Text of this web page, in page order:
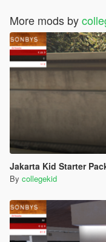
More mods by
Jakarta Kid Starter
By collegekid